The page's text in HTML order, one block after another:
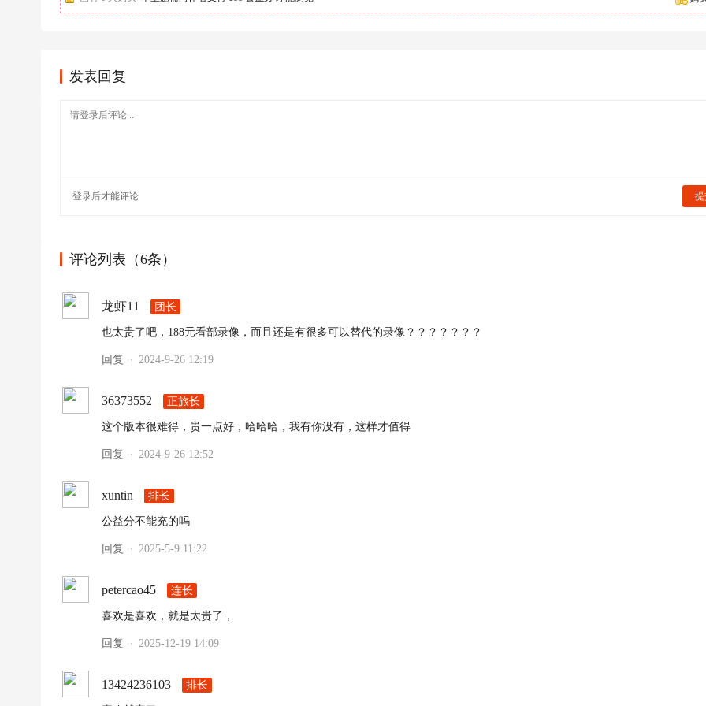
发表回复
登录后才能评论
评论列表（6条）
龙虾11 团长
也太贵了吧，188元看部录像，而且还是有很多可以替代的录像？？？？？？？
回复 · 2024-9-26 12:19
36373552 正旅长
这个版本很难得，贵一点好，哈哈哈，我有你没有，这样才值得
回复 · 2024-9-26 12:52
xuntin 排长
公益分不能充的吗
回复 · 2025-5-9 11:22
petercao45 连长
喜欢是喜欢，就是太贵了，
回复 · 2025-12-19 14:09
13424236103 排长